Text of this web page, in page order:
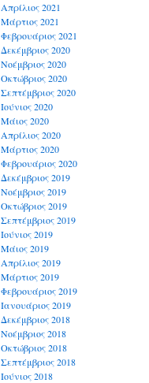
Απρίλιος 2021
Μάρτιος 2021
Φεβρουάριος 2021
Δεκέμβριος 2020
Νοέμβριος 2020
Οκτώβριος 2020
Σεπτέμβριος 2020
Ιούνιος 2020
Μάιος 2020
Απρίλιος 2020
Μάρτιος 2020
Φεβρουάριος 2020
Δεκέμβριος 2019
Νοέμβριος 2019
Οκτώβριος 2019
Σεπτέμβριος 2019
Ιούνιος 2019
Μάιος 2019
Απρίλιος 2019
Μάρτιος 2019
Φεβρουάριος 2019
Ιανουάριος 2019
Δεκέμβριος 2018
Νοέμβριος 2018
Οκτώβριος 2018
Σεπτέμβριος 2018
Ιούνιος 2018